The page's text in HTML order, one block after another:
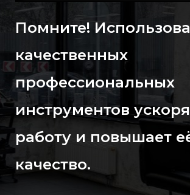
Помните!
качественных
профессиональных
инструментов
работу и повышает
качество.